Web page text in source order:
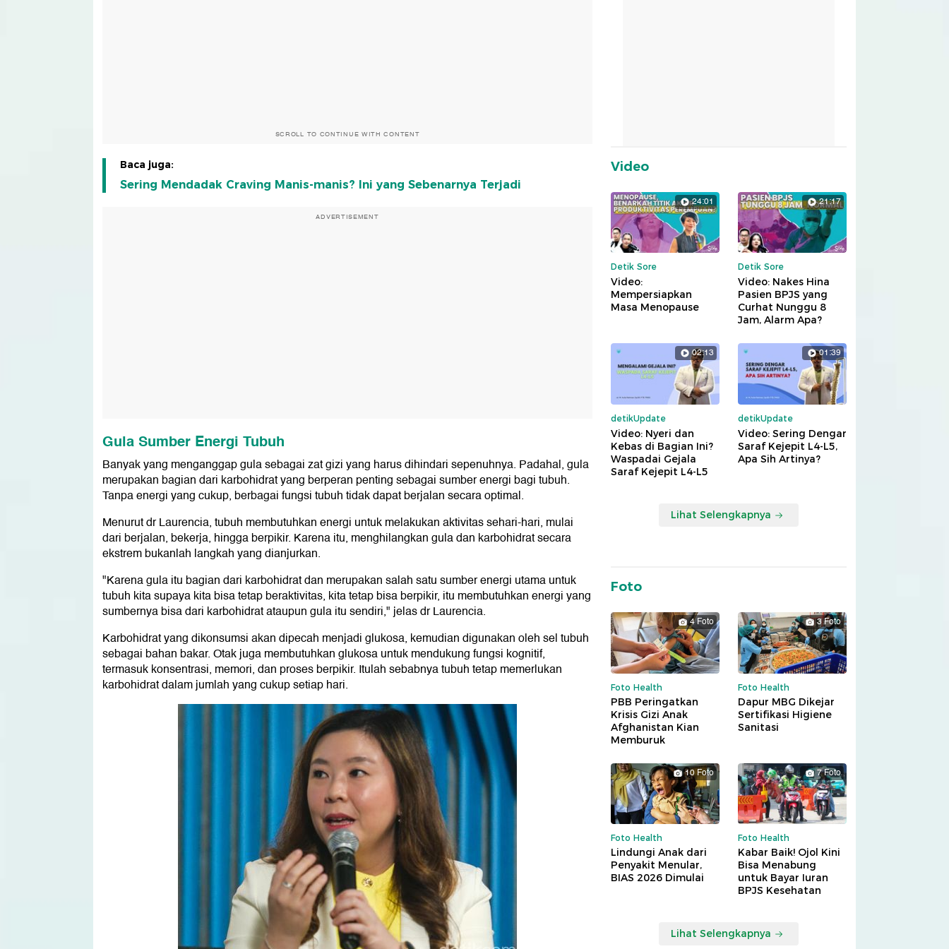
SCROLL TO CONTINUE WITH CONTENT
Baca juga:
Sering Mendadak Craving Manis-manis? Ini yang Sebenarnya Terjadi
ADVERTISEMENT
Gula Sumber Energi Tubuh
Banyak yang menganggap gula sebagai zat gizi yang harus dihindari sepenuhnya. Padahal, gula
merupakan bagian dari karbohidrat yang berperan penting sebagai sumber energi bagi tubuh.
Tanpa energi yang cukup, berbagai fungsi tubuh tidak dapat berjalan secara optimal.
Menurut dr Laurencia, tubuh membutuhkan energi untuk melakukan aktivitas sehari-hari, mulai
dari berjalan, bekerja, hingga berpikir. Karena itu, menghilangkan gula dan karbohidrat secara
ekstrem bukanlah langkah yang dianjurkan.
"Karena gula itu bagian dari karbohidrat dan merupakan salah satu sumber energi utama untuk
tubuh kita supaya kita bisa tetap beraktivitas, kita tetap bisa berpikir, itu membutuhkan energi yang
sumbernya bisa dari karbohidrat ataupun gula itu sendiri," jelas dr Laurencia.
Karbohidrat yang dikonsumsi akan dipecah menjadi glukosa, kemudian digunakan oleh sel tubuh
sebagai bahan bakar. Otak juga membutuhkan glukosa untuk mendukung fungsi kognitif,
termasuk konsentrasi, memori, dan proses berpikir. Itulah sebabnya tubuh tetap memerlukan
karbohidrat dalam jumlah yang cukup setiap hari.
Video
24:01
Detik Sore
Video:
Mempersiapkan
Masa Menopause
21:17
Detik Sore
Video: Nakes Hina
Pasien BPJS yang
Curhat Nunggu 8
Jam, Alarm Apa?
02:13
detikUpdate
Video: Nyeri dan
Kebas di Bagian Ini?
Waspadai Gejala
Saraf Kejepit L4-L5
01:39
detikUpdate
Video: Sering Dengar
Saraf Kejepit L4-L5,
Apa Sih Artinya?
Lihat Selengkapnya
Foto
4 Foto
Foto Health
PBB Peringatkan
Krisis Gizi Anak
Afghanistan Kian
Memburuk
3 Foto
Foto Health
Dapur MBG Dikejar
Sertifikasi Higiene
Sanitasi
10 Foto
Foto Health
Lindungi Anak dari
Penyakit Menular,
BIAS 2026 Dimulai
7 Foto
Foto Health
Kabar Baik! Ojol Kini
Bisa Menabung
untuk Bayar Iuran
BPJS Kesehatan
Lihat Selengkapnya